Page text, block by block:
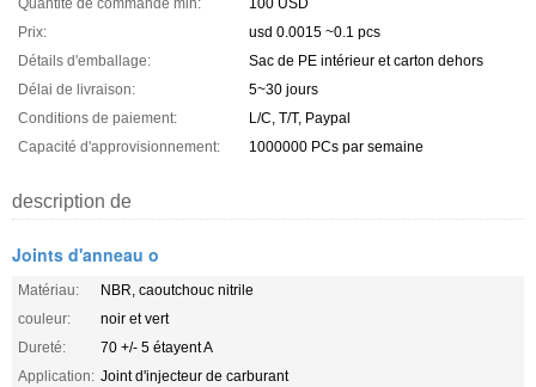
Quantité de commande min:
100 USD
Prix:
usd 0.0015 ~0.1 pcs
Détails d'emballage:
Sac de PE intérieur et carton dehors
Délai de livraison:
5~30 jours
Conditions de paiement:
L/C, T/T, Paypal
Capacité d'approvisionnement:
1000000 PCs par semaine
description de
Joints d'anneau o
Matériau:
NBR, caoutchouc nitrile
couleur:
noir et vert
Dureté:
70 +/- 5 étayent A
Application: Joint d'injecteur de carburant